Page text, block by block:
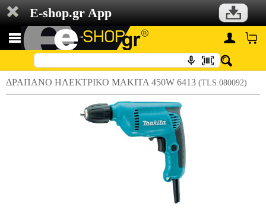
E-shop.gr App
ΔΡΑΠΑΝΟ ΗΛΕΚΤΡΙΚΟ MAKITA 450W 6413 (TLS.080092)